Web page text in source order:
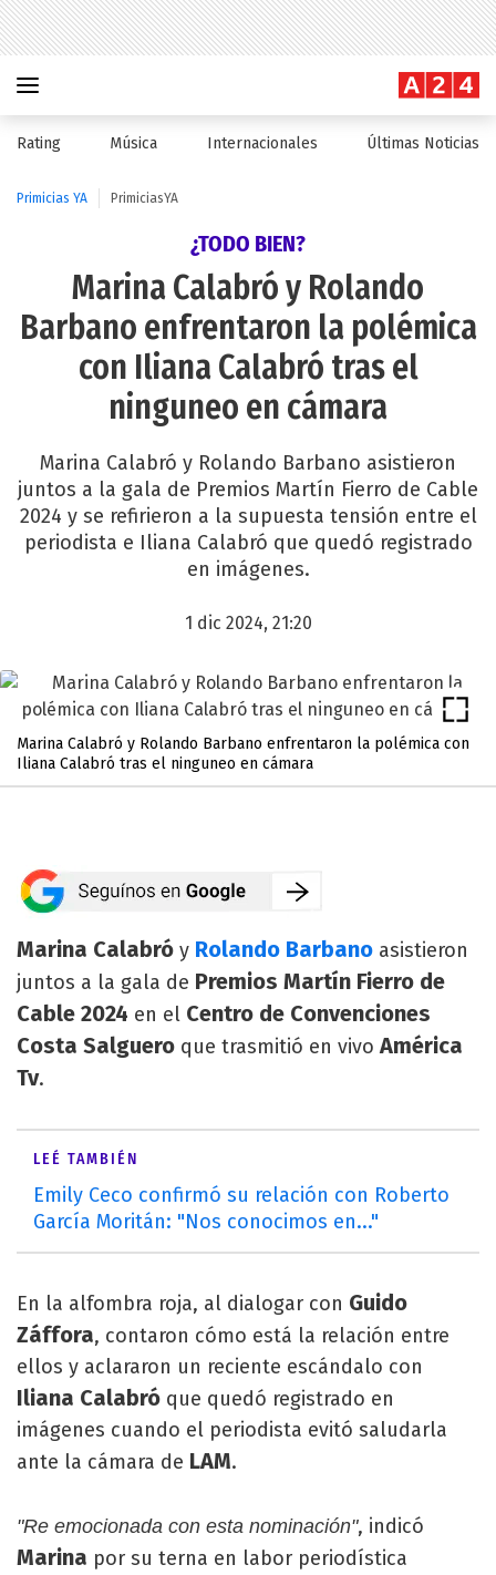
Rating Música Internacionales Últimas Noticias
Primicias YA PrimiciasYA
¿TODO BIEN?
Marina Calabró y Rolando
Barbano enfrentaron la polémica
con Iliana Calabró tras el
ninguneo en cámara
Marina Calabró y Rolando Barbano asistieron
juntos a la gala de Premios Martín Fierro de Cable
2024 y se refirieron a la supuesta tensión entre el
periodista e Iliana Calabró que quedó registrado
en imágenes.
1 dic 2024, 21:20
Marina Calabró y Rolando Barbano enfrentaron la polémica con
Iliana Calabró tras el ninguneo en cámara
Marina Calabró y Rolando Barbano asistieron
juntos a la gala de Premios Martín Fierro de
Cable 2024 en el Centro de Convenciones
Costa Salguero que trasmitió en vivoAmérica
Tv.
LEÉ TAMBIÉN
Emily Ceco confirmó su relación con Roberto
García Moritán: "Nos conocimos en..."
En la alfombra roja, al dialogar con Guido
Záffora, contaron cómo está la relación entre
ellos y aclararon un reciente escándalo con
Iliana Calabró que quedó registrado en
imágenes cuando el periodista evitó saludarla
ante la cámara de LAM.
"Re emocionada con esta nominación", indicó
Marina por su terna en labor periodística